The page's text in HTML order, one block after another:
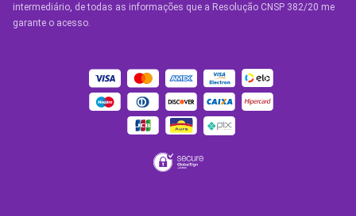
Condições Gerais
OUTROS SERVIÇOS
intermediário, de todas as informações que a Resolução CNSP 382/20 me
garante o acesso.